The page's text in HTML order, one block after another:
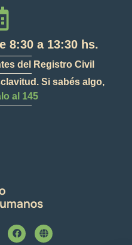
8:30 a 13:30 hs.
del Registro Civil
Si sabés algo,
al 145